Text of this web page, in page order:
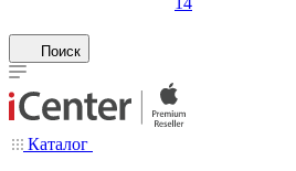
Поиск
Каталог